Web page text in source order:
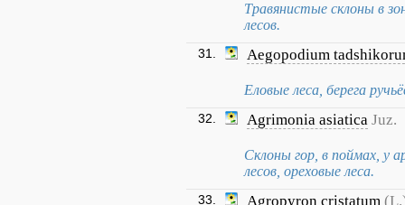
Травянистые склоны в
лесов.
31. Aegopodium
Еловые леса, берега
32. Agrimonia asiatica Juz.
Склоны гор, в поймах, у
лесов, ореховые леса.
33. Agropyron cristatum